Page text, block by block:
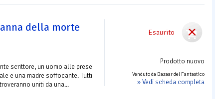
Esaurito
Prodotto nuovo
Venduto da Bazaar del Fantastico
» Vedi scheda completa
della morte
scrittore, un uomo alle prese
e una madre soffocante. Tutti
uniti da una...